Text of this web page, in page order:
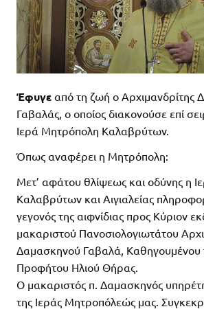
Έφυγε από τη ζωή ο Αρχιμανδρίτης
Γαβαλάς, ο οποίος διακονούσε επί
Ιερά Μητρόπολη Καλαβρύτων.
Όπως αναφέρει η Μητρόπολη:
Μετ’ αφάτου θλίψεως και οδύνης η
Καλαβρύτων και Αιγιαλείας
γεγονός της αιφνίδιας προς Κύριον
μακαριστού Πανοσιολογιωτάτου
Δαμασκηνού Γαβαλά, Καθηγουμένου
Προφήτου Ηλιού Θήρας.
Ο μακαριστός π. Δαμασκηνός
της Ιεράς Μητροπόλεώς μας.